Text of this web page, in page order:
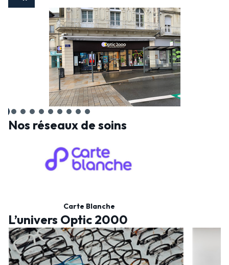
Nos réseaux de soins
Carte Blanche
L’univers Optic 2000